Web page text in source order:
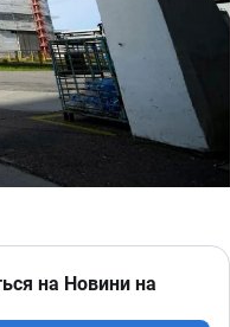
на Новини на